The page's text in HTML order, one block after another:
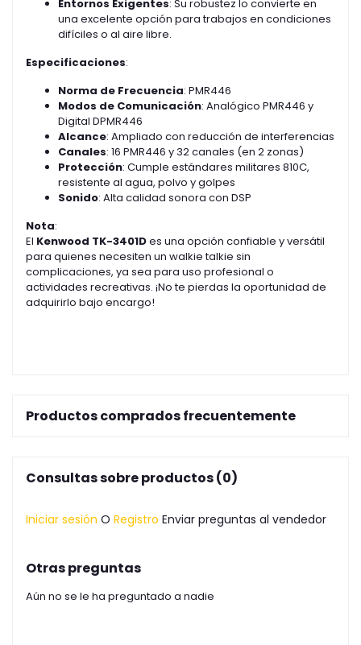
Entornos Exigentes: Su robustez lo convierte en
una excelente opción para trabajos en condiciones
difíciles o al aire libre.
Especificaciones:
Norma de Frecuencia: PMR446
Modos de Comunicación: Analógico PMR446 y
Digital DPMR446
Alcance: Ampliado con reducción de interferencias
Canales: 16 PMR446 y 32 canales (en 2 zonas)
Protección: Cumple estándares militares 810C,
resistente al agua, polvo y golpes
Sonido: Alta calidad sonora con DSP
Nota:
El Kenwood TK-3401Des una opción confiable y versátil
para quienes necesiten un walkie talkie sin
complicaciones, ya sea para uso profesional o
actividades recreativas. ¡No te pierdas la oportunidad de
adquirirlo bajo encargo!
Productos comprados frecuentemente
Consultas sobre productos (0)
Iniciar sesión O Registro Enviar preguntas al vendedor
Otras preguntas
Aún no se le ha preguntado a nadie